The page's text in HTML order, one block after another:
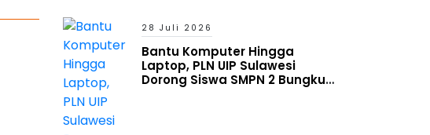
28 Juli 2026
Bantu Komputer Hingga
Laptop, PLN UIP Sulawesi
Dorong Siswa SMPN 2 Bungku